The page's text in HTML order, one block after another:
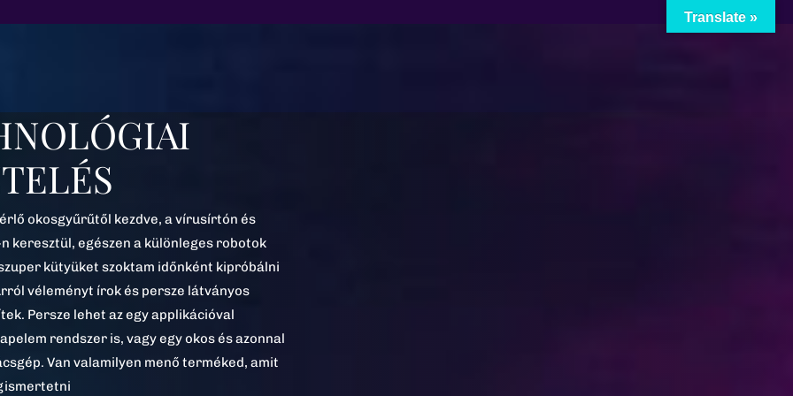
vagy épp egyetemi előadás? Általános
klub vállalkozóknak? Gyakorlatiasan
és friss sztorikkal, hogy mitől hasznos
digitális átalakulás, a robotok és a
Bátran számíthatsz rám egy
unalmas, ám igen gyakorlatias
önálló előadás formájában, akár más
Translate »